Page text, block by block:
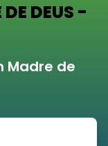
DEUS -
Madre de